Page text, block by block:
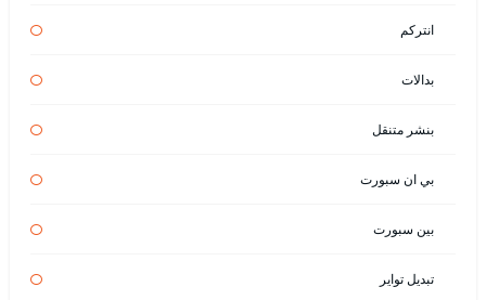
انتركم
بدالات
بنشر متنقل
بي ان سبورت
بين سبورت
تبديل تواير